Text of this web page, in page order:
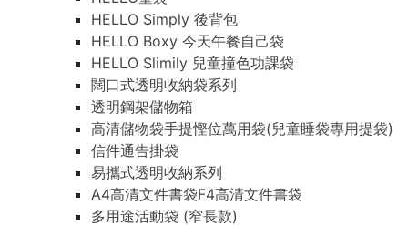
HELLO Simply 後背包
HELLO Boxy 今天午餐自己袋
HELLO Slimily 兒童撞色功課袋
闊口式透明收納袋系列
透明鋼架儲物箱
高清儲物袋手提慳位萬用袋(兒童睡袋專用提袋)
信件通告掛袋
易攜式透明收納系列
A4高清文件書袋F4高清文件書袋
多用途活動袋 (窄長款)